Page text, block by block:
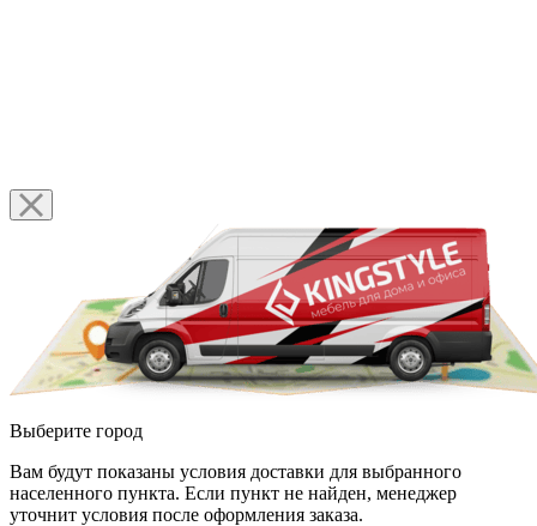
Выберите город
Вам будут показаны условия доставки для выбранного
населенного пункта. Если пункт не найден, менеджер
уточнит условия после оформления заказа.